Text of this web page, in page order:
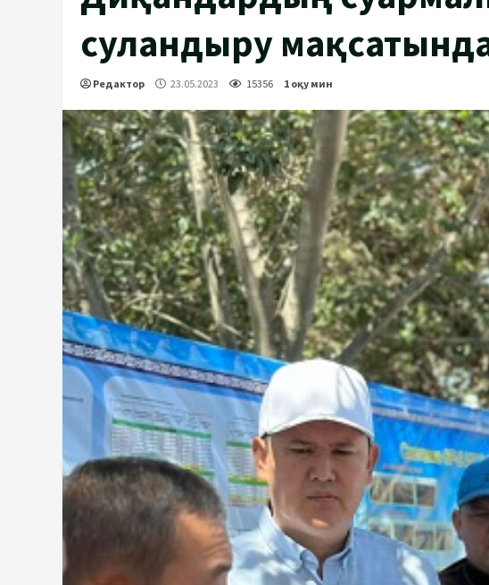
суландыру
Редактор 23.05.2023 15356 1 оқу мин